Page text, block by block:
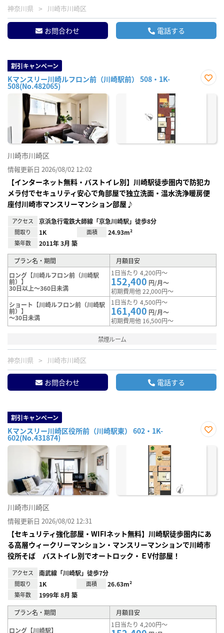
神奈川県 川崎市川崎区
お問合わせ 電話する
割引キャンペーン
Kマンスリー川崎ルフロン前（川崎駅前） 508・1K-
508(No.482065)
に入
川崎市川崎区
情報更新日 2026/08/02 12:02
【インターネット無料・バストイレ別】川崎駅徒歩圏内で防犯カ
メラ付でセキュリティ安心で角部屋で独立洗面・温水洗浄暖房便
座付川崎市マンスリーマンション部屋♪
アクセス 京浜急行電鉄大師線「京急川崎駅」徒歩8分
間取り 1K 面積 24.93m²
築年数 2011年 3月 築
プラン名・期間
月額目安
ロング【川崎ルフロン前（川崎駅
前）】
30日以上～360日未満
1日当たり 4,200円～
152,400 円/月～
初期費用他 22,000円～
ショート【川崎ルフロン前（川崎駅
前）】
～30日未満
1日当たり 4,500円～
161,400 円/月～
初期費用他 16,500円～
禁煙ルーム
神奈川県 川崎市川崎区
お問合わせ 電話する
割引キャンペーン
Kマンスリー川崎区役所前（川崎駅東） 602・1K-
602(No.431874)
に入
川崎市川崎区
情報更新日 2026/08/02 12:31
【セキュリティ強化部屋・WIFIネット無料】川崎駅徒歩圏内にあ
る高層ウィークリーマンション・マンスリーマンションで川崎市
役所そば バストイレ別でオートロック・ＥV付部屋！
アクセス 南武線「川崎駅」徒歩7分
間取り 1K 面積 26.63m²
築年数 1999年 8月 築
プラン名・期間 月額目安
ロング【川崎駅】
1日当たり 4,200円～